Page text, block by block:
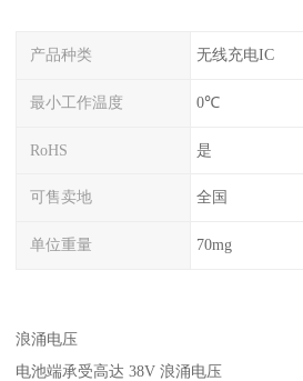
产品种类 无线充电IC
最小工作温度 0℃
RoHS 是
可售卖地 全国
单位重量 70mg
浪涌电压
电池端承受高达 38V 浪涌电压